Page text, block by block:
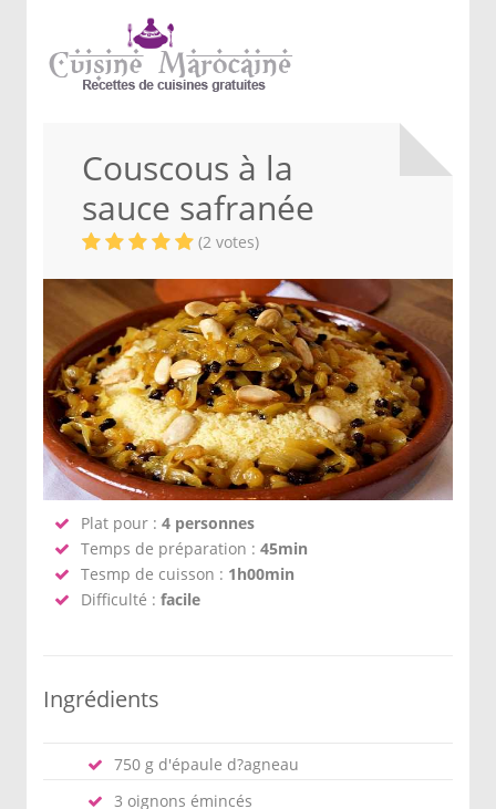
Couscous à la
sauce safranée
(2 votes)
Plat pour : 4 personnes
Temps de préparation : 45min
Tesmp de cuisson : 1h00min
Difficulté : facile
Ingrédients
750 g d'épaule d?agneau
3 oignons émincés